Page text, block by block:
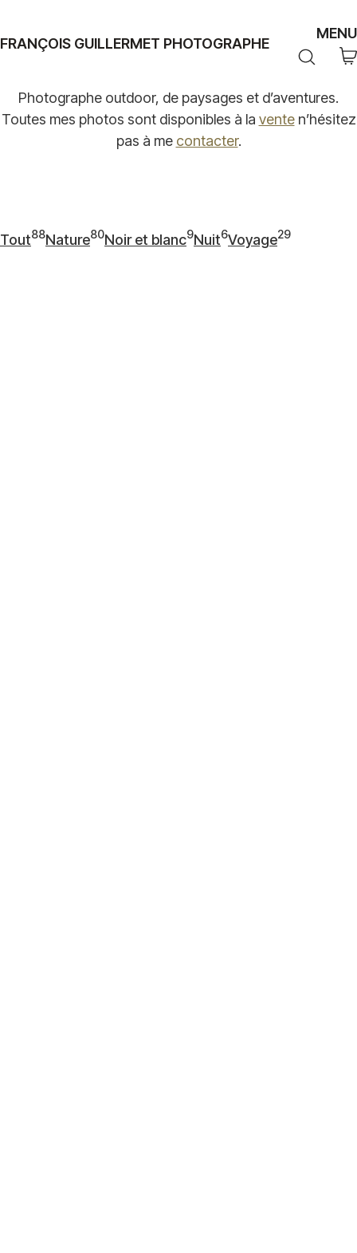
FRANÇOIS GUILLERMET PHOTOGRAPHE
MENU
Photographe outdoor, de paysages et d’aventures.
Toutes mes photos sont disponibles à la venten’hésitez
pas à me contacter.
Tout88
88
Nature80
80
Noir et blanc9
9
Nuit6
6
Voyage29
29